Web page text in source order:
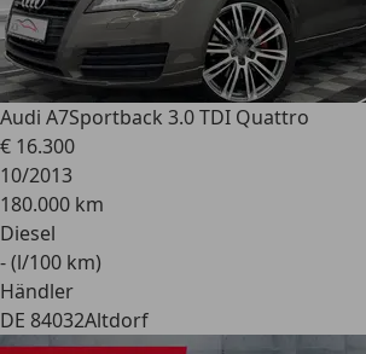
Audi A7Sportback 3.0 TDI Quattro
€ 16.300
10/2013
180.000 km
Diesel
- (l/100 km)
Händler
DE 84032Altdorf